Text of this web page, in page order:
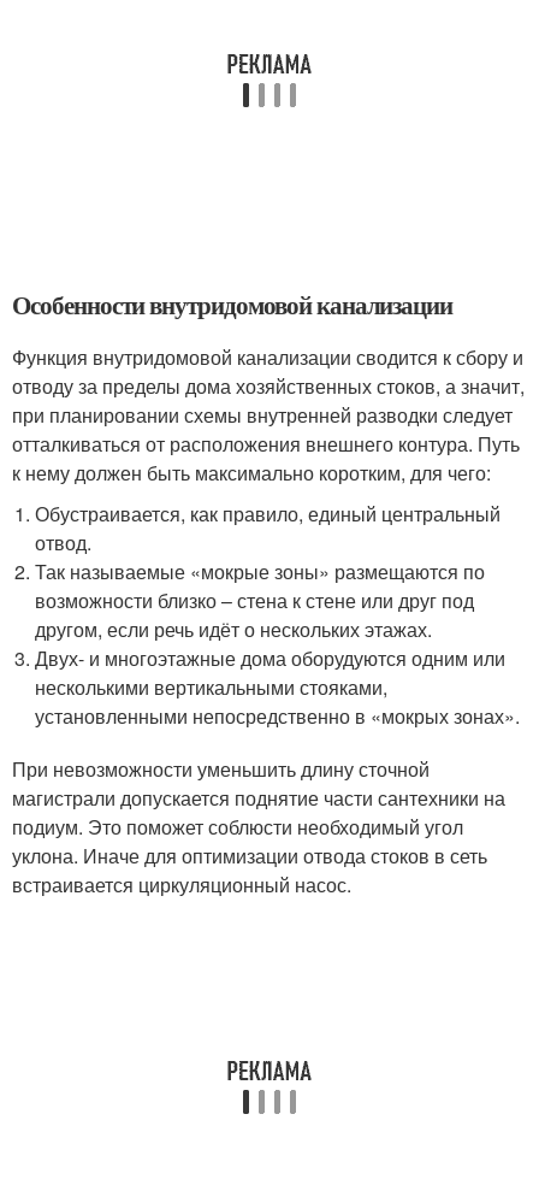
Особенности внутридомовой канализации
Функция внутридомовой канализации сводится к сбору и
отводу за пределы дома хозяйственных стоков, а значит,
при планировании схемы внутренней разводки следует
отталкиваться от расположения внешнего контура. Путь
к нему должен быть максимально коротким, для чего:
Обустраивается, как правило, единый центральный
отвод.
Так называемые «мокрые зоны» размещаются по
возможности близко – стена к стене или друг под
другом, если речь идёт о нескольких этажах.
Двух- и многоэтажные дома оборудуются одним или
несколькими вертикальными стояками,
установленными непосредственно в «мокрых зонах».
При невозможности уменьшить длину сточной
магистрали допускается поднятие части сантехники на
подиум. Это поможет соблюсти необходимый угол
уклона. Иначе для оптимизации отвода стоков в сеть
встраивается циркуляционный насос.